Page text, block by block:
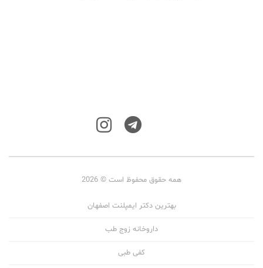
همه حقوق محفوظ است © 2026
بهترین دکتر ایمپلنت اصفهان
داروخانه زوج طب
کفی طبی